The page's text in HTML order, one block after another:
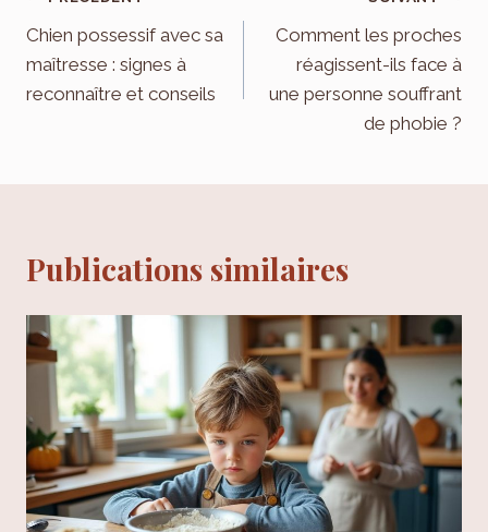
de
l’article
Chien possessif avec sa
maîtresse : signes à
reconnaître et conseils
Comment les proches
réagissent-ils face à
une personne souffrant
de phobie ?
Publications similaires